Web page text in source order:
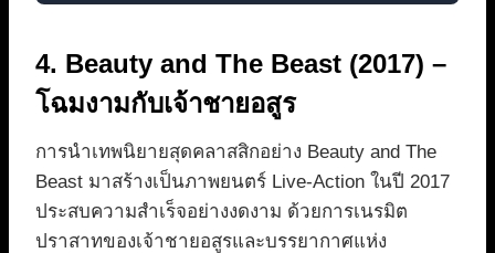
4. Beauty and The Beast (2017) –
โฉมงามกับเจ้าชายอสูร
การนำเทพนิยายสุดคลาสสิกอย่าง Beauty and The
Beast มาสร้างเป็นภาพยนตร์ Live-Action ในปี 2017
ประสบความสำเร็จอย่างงดงาม ด้วยการเนรมิต
ปราสาทของเจ้าชายอสูรและบรรยากาศแห่ง